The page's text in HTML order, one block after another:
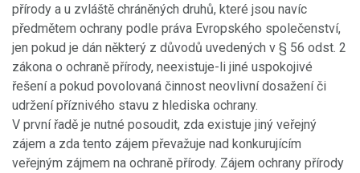
přírody a u zvláště chráněných druhů, které jsou navíc
předmětem ochrany podle práva Evropského společenství,
jen pokud je dán některý z důvodů uvedených v § 56 odst. 2
zákona o ochraně přírody, neexistuje-li jiné uspokojivé
řešení a pokud povolovaná činnost neovlivní dosažení či
udržení příznivého stavu z hlediska ochrany.
V první řadě je nutné posoudit, zda existuje jiný veřejný
zájem a zda tento zájem převažuje nad konkurujícím
veřejným zájmem na ochraně přírody. Zájem ochrany přírody